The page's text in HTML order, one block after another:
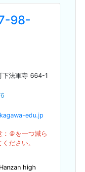
98-
下法軍寺 664-1
edu.jp
：＠を一つ減ら
ださい。
high